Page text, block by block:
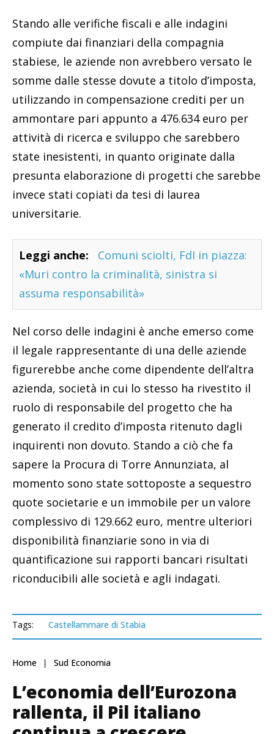
Stando alle verifiche fiscali e alle indagini
compiute dai finanziari della compagnia
stabiese, le aziende non avrebbero versato le
somme dalle stesse dovute a titolo d’imposta,
utilizzando in compensazione crediti per un
ammontare pari appunto a 476.634 euro per
attività di ricerca e sviluppo che sarebbero
state inesistenti, in quanto originate dalla
presunta elaborazione di progetti che sarebbe
invece stati copiati da tesi di laurea
universitarie.
Leggi anche:
Comuni sciolti, FdI in piazza:
«Muri contro la criminalità, sinistra si
assuma responsabilità»
Nel corso delle indagini è anche emerso come
il legale rappresentante di una delle aziende
figurerebbe anche come dipendente dell’altra
azienda, società in cui lo stesso ha rivestito il
ruolo di responsabile del progetto che ha
generato il credito d’imposta ritenuto dagli
inquirenti non dovuto. Stando a ciò che fa
sapere la Procura di Torre Annunziata, al
momento sono state sottoposte a sequestro
quote societarie e un immobile per un valore
complessivo di 129.662 euro, mentre ulteriori
disponibilità finanziarie sono in via di
quantificazione sui rapporti bancari risultati
riconducibili alle società e agli indagati.
Tags: Castellammare di Stabia
Home Sud Economia
L’economia dell’Eurozona
rallenta, il Pil italiano